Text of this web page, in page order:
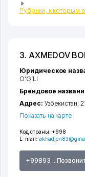
Рубрики, к которым
3. AXMEDOV
Код страны: +998
E-mail:
+99893
Юридическое
O‘G‘LI
Брендовое
Адрес: Узбекистан,
Показать на карте